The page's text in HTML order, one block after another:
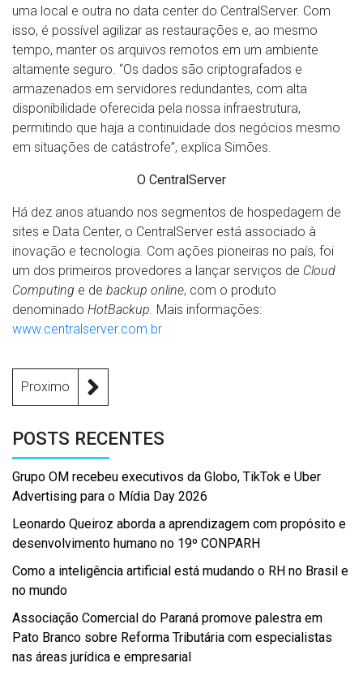
uma local e outra no data center do CentralServer. Com
isso, é possível agilizar as restaurações e, ao mesmo
tempo, manter os arquivos remotos em um ambiente
altamente seguro. “Os dados são criptografados e
armazenados em servidores redundantes, com alta
disponibilidade oferecida pela nossa infraestrutura,
permitindo que haja a continuidade dos negócios mesmo
em situações de catástrofe”, explica Simões.
O CentralServer
Há dez anos atuando nos segmentos de hospedagem de
sites e Data Center, o CentralServer está associado à
inovação e tecnologia. Com ações pioneiras no país, foi
um dos primeiros provedores a lançar serviços de Cloud
Computing e de backup online, com o produto
denominado HotBackup. Mais informações:
www.centralserver.com.br
Proximo
POSTS RECENTES
Grupo OM recebeu executivos da Globo, TikTok e Uber
Advertising para o Mídia Day 2026
Leonardo Queiroz aborda a aprendizagem com propósito e
desenvolvimento humano no 19º CONPARH
Como a inteligência artificial está mudando o RH no Brasil e
no mundo
Associação Comercial do Paraná promove palestra em
Pato Branco sobre Reforma Tributária com especialistas
nas áreas jurídica e empresarial